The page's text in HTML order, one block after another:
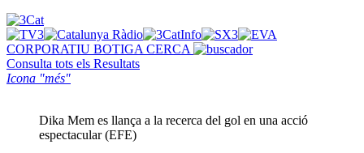
CORPORATIU BOTIGA CERCA
Consulta tots els Resultats
Icona "més"
Dika Mem es llança a la recerca del gol en una acció
espectacular (EFE)